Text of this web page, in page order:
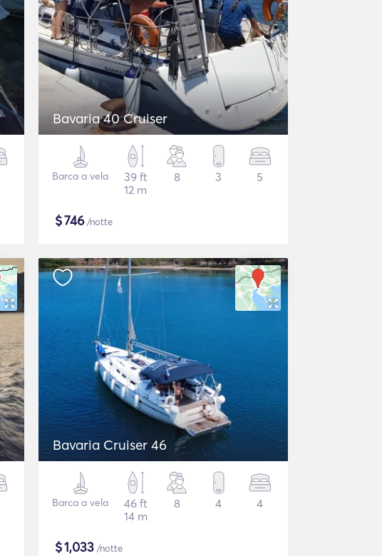
Bavaria 40 Cruiser
Barca a vela
39 ft
12 m
8 3 5
$746/notte
Bavaria Cruiser 46
Barca a vela
46 ft
14 m
8 4 4
$1,033 /notte